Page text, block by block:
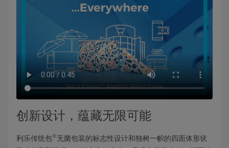
创新设计，蕴藏无限可能
利乐传统包®无菌包装的标志性设计和独树一帜的四面体形状